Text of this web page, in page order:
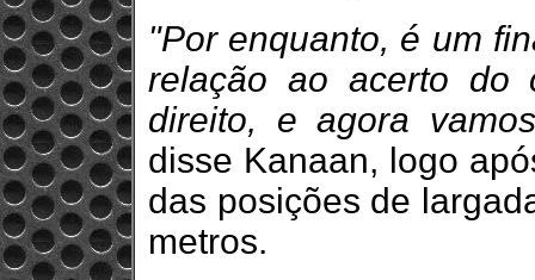
"Por enquanto, é um
relação ao acerto do
direito, e agora
disse Kanaan, logo
das posições de
metros.